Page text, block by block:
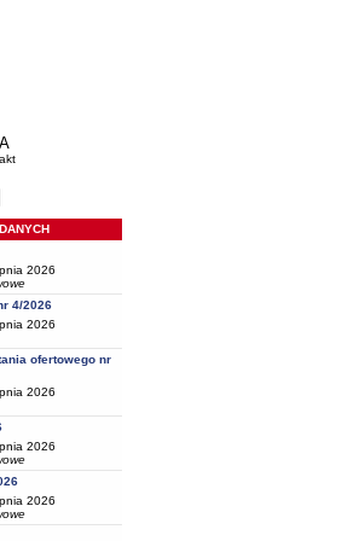
czcionkę
standardowy rozmiar czcionki
A
2026
4/2026
2026
ofertowego nr
2026
2026
2026